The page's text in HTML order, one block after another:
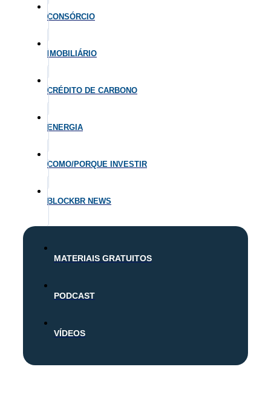
CONSÓRCIO
IMOBILIÁRIO
CRÉDITO DE CARBONO
ENERGIA
COMO/PORQUE INVESTIR
BLOCKBR NEWS
MATERIAIS GRATUITOS
PODCAST
VÍDEOS